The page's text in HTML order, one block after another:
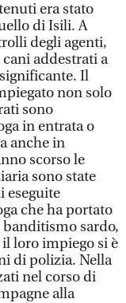
era stato
di Isili. A
degli agenti,
addestrati a
Il
non solo
sono
in entrata o
anche in
scorso le
sono state
eseguite
che ha portato
banditismo sardo,
loro impiego si è
di polizia. Nella
nel corso di
alla